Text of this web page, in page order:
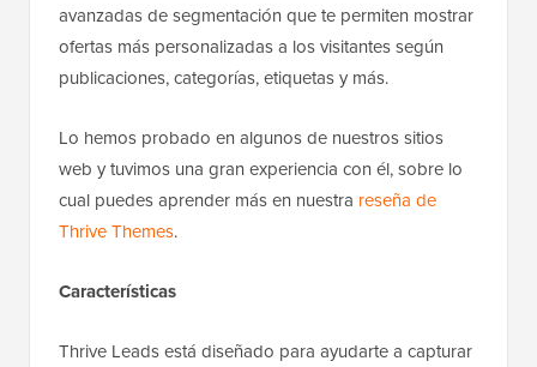
avanzadas de segmentación que te permiten mostrar
ofertas más personalizadas a los visitantes según
publicaciones, categorías, etiquetas y más.
Lo hemos probado en algunos de nuestros sitios
web y tuvimos una gran experiencia con él, sobre lo
cual puedes aprender más en nuestra reseña de
Thrive Themes.
Características
Thrive Leads está diseñado para ayudarte a capturar